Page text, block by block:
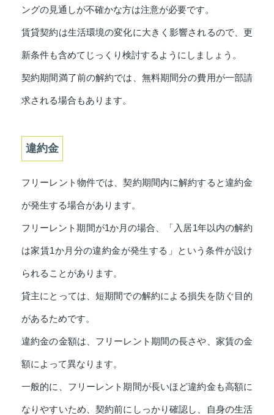
ングの見通しが不確かな方は注意が必要です。
賃貸契約は生活環境の変化に大きく影響されるので、更
新条件も含めてじっくり検討するようにしましょう。
契約期間満了前の解約では、無料期間分の費用が一部請
求される場合もあります。
違約金
フリーレント物件では、契約期間内に解約すると違約金
が発生する場合があります。
フリーレント期間が1か月の場合、「入居1年以内の解約
は家賃1か月分の違約金が発生する」という条件が設け
られることがあります。
貸主にとっては、短期間での解約による損失を防ぐ目的
があるためです。
違約金の金額は、フリーレント期間の長さや、家賃の金
額によって異なります。
一般的に、フリーレント期間が長いほど違約金も高額に
なりやすいため、契約前にしっかり確認し、自身の生活